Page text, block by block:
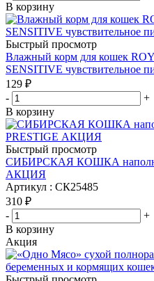
В корзину
Быстрый просмотр
Влажный корм для кошек
SENSITIVE чувствительное
129 ₽
-
+
В корзину
Быстрый просмотр
СИБИРСКАЯ КОШКА
АКЦИЯ
Артикул : СК25485
310 ₽
-
+
В корзину
Акция